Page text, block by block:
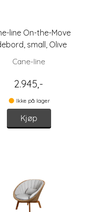
line On-the-Move
small, Olive
green
Cane-line
2.945,-
Ikke på lager
Kjøp